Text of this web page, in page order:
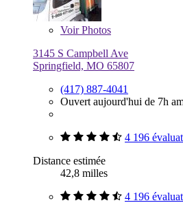
VoirPhotos
3145 S Campbell Ave
Springfield, MO 65807
(417) 887-4041
Ouvert aujourd'hui de 7h
4 196
Distance estimée
42,8 milles
4 196